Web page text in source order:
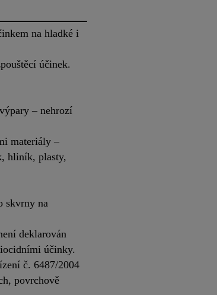
na hladké i
účinek.
– nehrozí
materiály –
hliník, plasty,
skvrny na
deklarován
účinky.
č. 6487/2004
povrchově